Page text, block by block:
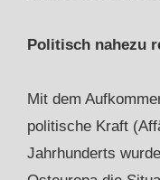
Politisch nahezu
Mit dem
politische Kraft
Jahrhunderts